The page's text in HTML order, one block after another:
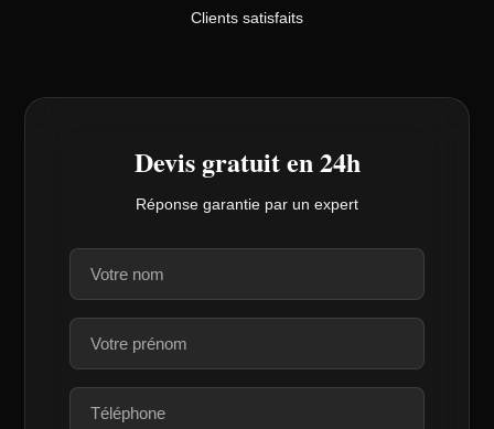
Clients satisfaits
Devis gratuit en 24h
Réponse garantie par un expert